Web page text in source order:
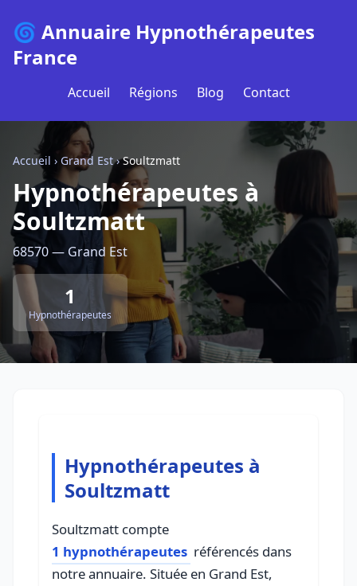
🌀 Annuaire Hypnothérapeutes
France
Accueil Régions Blog Contact
Accueil › Grand Est›Soultzmatt
Hypnothérapeutes à
Soultzmatt
68570 — Grand Est
1
Hypnothérapeutes
Hypnothérapeutes à
Soultzmatt
Soultzmatt compte
1 hypnothérapeutes référencés dans
notre annuaire. Située en Grand Est,